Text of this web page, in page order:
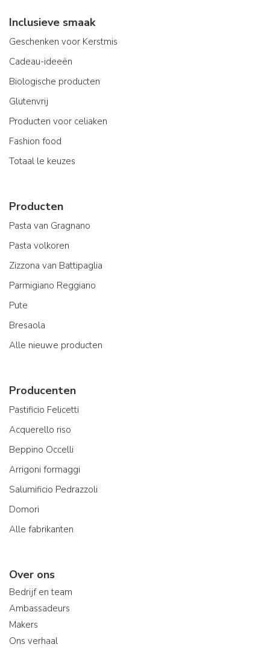
Inclusieve smaak
Geschenken voor Kerstmis
Cadeau-ideeën
Biologische producten
Glutenvrij
Producten voor celiaken
Fashion food
Totaal le keuzes
Producten
Pasta van Gragnano
Pasta volkoren
Zizzona van Battipaglia
Parmigiano Reggiano
Pute
Bresaola
Alle nieuwe producten
Producenten
Pastificio Felicetti
Acquerello riso
Beppino Occelli
Arrigoni formaggi
Salumificio Pedrazzoli
Domori
Alle fabrikanten
Over ons
Bedrijf en team
Ambassadeurs
Makers
Ons verhaal